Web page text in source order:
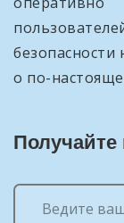
о по-